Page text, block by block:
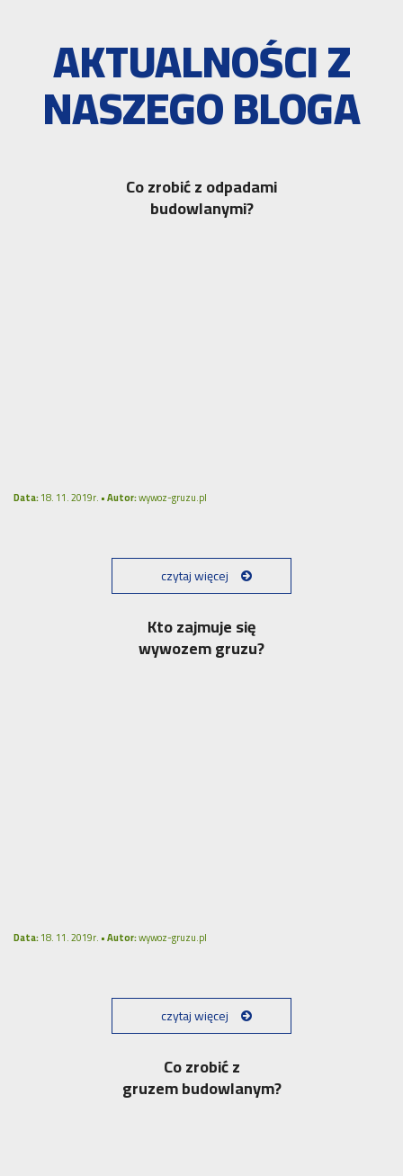
AKTUALNOŚCI Z
NASZEGO BLOGA
Co zrobić z odpadami
budowlanymi?
Data:18. 11. 2019r. •Autor:wywoz-gruzu.pl
czytaj więcej
Kto zajmuje się
wywozem gruzu?
Data:18. 11. 2019r. •Autor:wywoz-gruzu.pl
czytaj więcej
Co zrobić z
gruzem budowlanym?